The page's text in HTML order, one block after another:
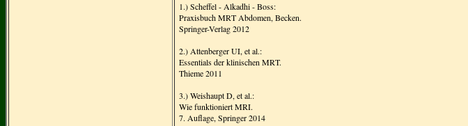
1.) Scheffel - Alkadhi - Boss:
Praxisbuch MRT Abdomen, Becken.
Springer-Verlag 2012
2.) Attenberger UI, et al.:
Essentials der klinischen MRT.
Thieme 2011
3.) Weishaupt D, et al.:
Wie funktioniert MRI.
7. Auflage, Springer 2014